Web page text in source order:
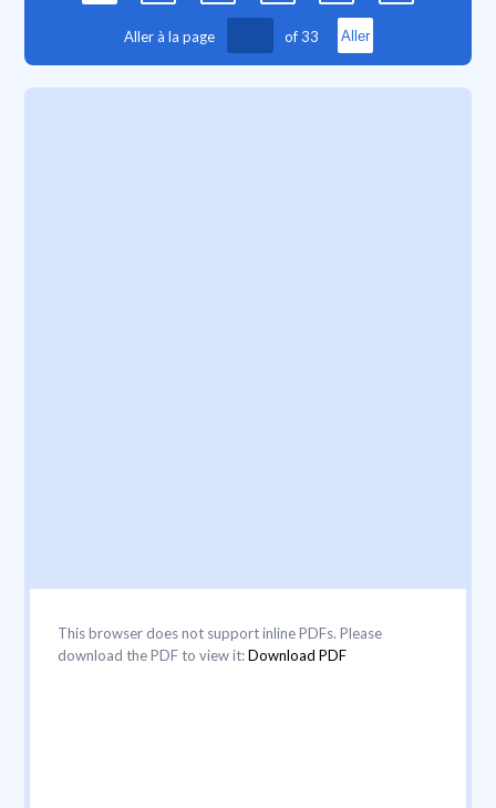
Aller à la page of33 Aller
This browser does not support inline PDFs. Please
download the PDF to view it:Download PDF